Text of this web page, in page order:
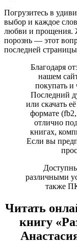
Погрузитесь в
выбор и каждое
любви и прощения.
порознь — этот
последней
Благодаря
нашем
покупать и
Последний
или скачать
формате
отлично
книгах,
Если вы
различными
также
Читать
книгу